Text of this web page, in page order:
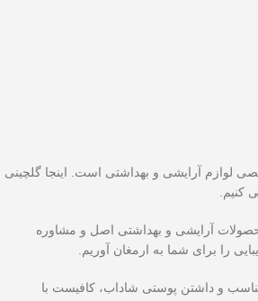
لوازم آرایشی و بهداشتی است. اینجا گلچینی
کنیم.
آرایشی و بهداشتی اصل و مشاوره
را برای شما به ارمغان آوریم.
و داشتن پوستی شاداب، کافیست با